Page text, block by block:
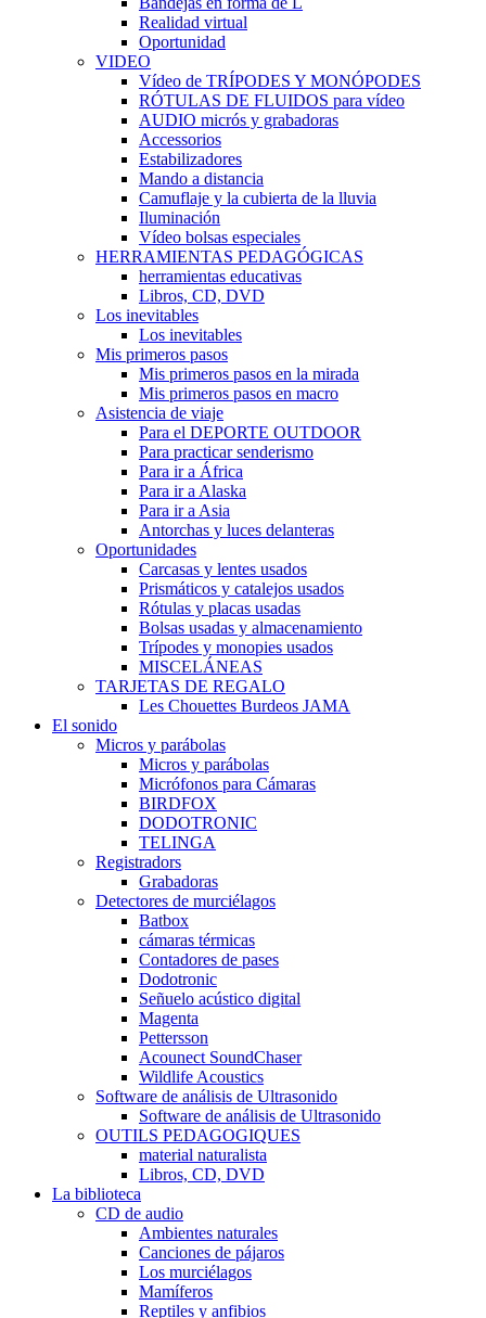
Realidad virtual
Oportunidad
VIDEO
Vídeo de TRÍPODES Y MONÓPODES
RÓTULAS DE FLUIDOS para vídeo
AUDIO micrós y grabadoras
Accessorios
Estabilizadores
Mando a distancia
Camuflaje y la cubierta de la lluvia
Iluminación
Vídeo bolsas especiales
HERRAMIENTAS PEDAGÓGICAS
herramientas educativas
Libros, CD, DVD
Los inevitables
Los inevitables
Mis primeros pasos
Mis primeros pasos en la mirada
Mis primeros pasos en macro
Asistencia de viaje
Para el DEPORTE OUTDOOR
Para practicar senderismo
Para ir a África
Para ir a Alaska
Para ir a Asia
Antorchas y luces delanteras
Oportunidades
Carcasas y lentes usados
Prismáticos y catalejos usados
Rótulas y placas usadas
Bolsas usadas y almacenamiento
Trípodes y monopies usados
MISCELÁNEAS
TARJETAS DE REGALO
Les Chouettes Burdeos JAMA
El sonido
Micros y parábolas
Micros y parábolas
Micrófonos para Cámaras
BIRDFOX
DODOTRONIC
TELINGA
Registradors
Grabadoras
Detectores de murciélagos
Batbox
cámaras térmicas
Contadores de pases
Dodotronic
Señuelo acústico digital
Magenta
Pettersson
Acounect SoundChaser
Wildlife Acoustics
Software de análisis de Ultrasonido
Software de análisis de Ultrasonido
OUTILS PEDAGOGIQUES
material naturalista
Libros, CD, DVD
La biblioteca
CD de audio
Ambientes naturales
Canciones de pájaros
Los murciélagos
Mamíferos
Reptiles y anfibios